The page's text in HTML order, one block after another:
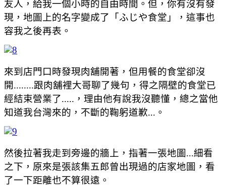
友人，給我一個小時的自由時間。但，你有沒有發
現，地圖上的名字變成了「ふじや食堂」，這事也
容我之後再表。
來到店門口時發現肉舖開著，但用餐的食堂卻沒
開........跟肉舖裡大哥聊了幾句，得之隔壁的食堂已
經結束營業了.....，理由他有說我沒聽懂，總之當他
知道我台灣來的，不斷的鞠躬道歉...。
然後拉著我走到旁邊的牆上，指著一張地圖...細看
之下，原來是張該集五郎曾出現過的店家地圖，看
了一下距離也不算很遠。